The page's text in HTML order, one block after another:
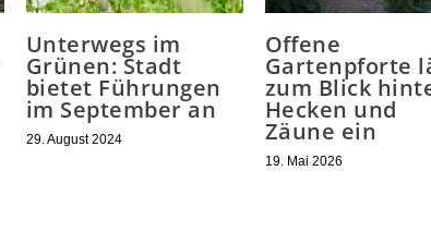
Unterwegs im
Grünen: Stadt
bietet Führungen
im September an
29. August 2024
Offene
Gartenpforte
zum Blick
Hecken und
Zäune ein
19. Mai 2026